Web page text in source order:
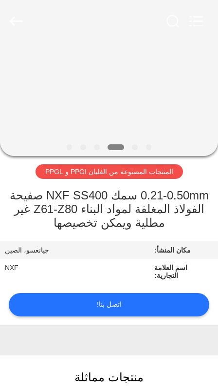
جولة
في
المصنع
مراقبة
اتصل
أخبار
المنتجات المصنوعة من الغليان PPGI و PPGL
0.21-0.50mm سمك NXF SS400 صفيحة
الفولاذ المغلفة لمواد البناء Z61-Z80 غير
مطلية ويمكن تخصيصها
مكان المنشأ: جيانغسو، الصين
اسم العلامة
التجارية:
NXF
اتصل بنا!
منتجات مماثلة